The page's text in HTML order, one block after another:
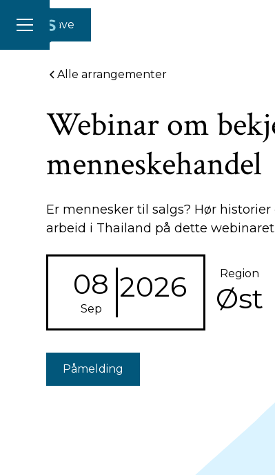
Gi en gave
Alle arrangementer
Webinar om
menneskehandel
Er mennesker til salgs? Hør
arbeid i Thailand på dette webinaret.
08
Sep
2026 Region
Øst
Påmelding